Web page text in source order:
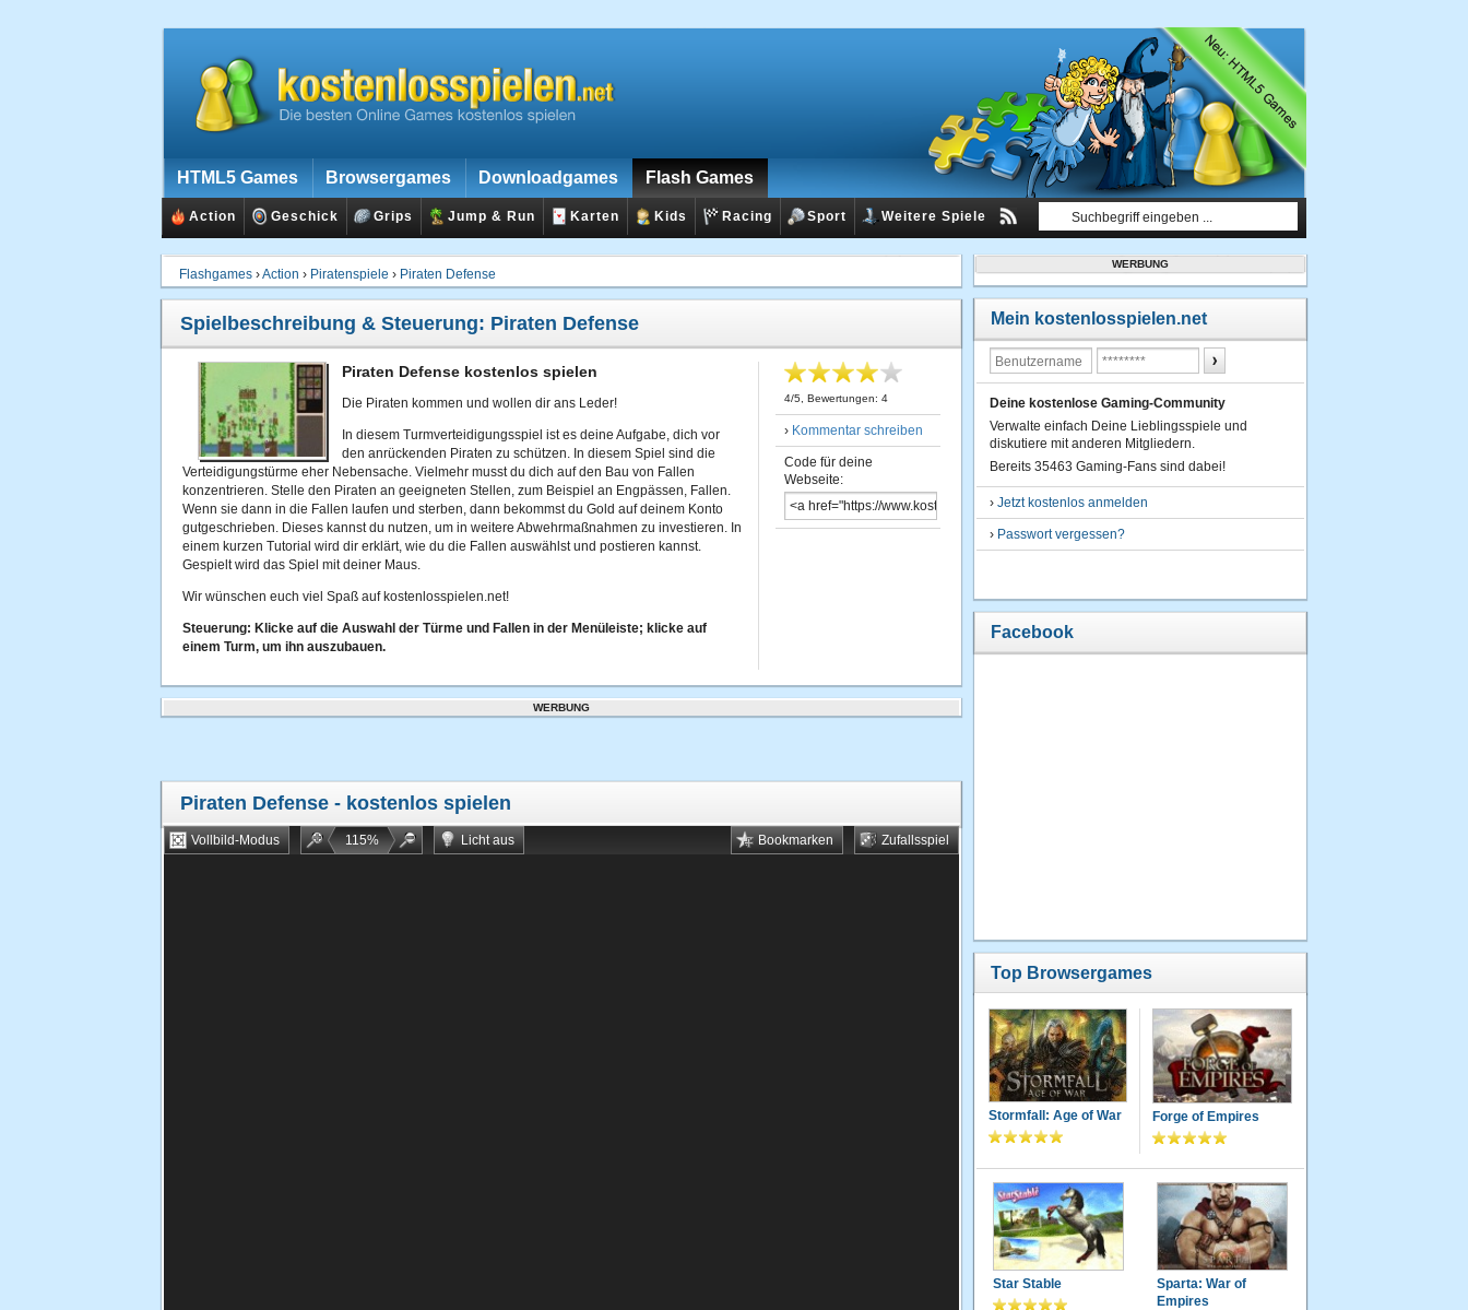
HTML5 Games Browsergames Downloadgames Flash Games
Action Geschick Grips Jump & Run Karten Kids Racing Sport Weitere Spiele
Flashgames ›Action › Piratenspiele › Piraten Defense
Spielbeschreibung & Steuerung: Piraten Defense
Piraten Defense kostenlos spielen
Die Piraten kommen und wollen dir ans Leder!
In diesem Turmverteidigungsspiel ist es deine Aufgabe, dich vor
den anrückenden Piraten zu schützen. In diesem Spiel sind die
Verteidigungstürme eher Nebensache. Vielmehr musst du dich auf den Bau von Fallen
konzentrieren. Stelle den Piraten an geeigneten Stellen, zum Beispiel an Engpässen, Fallen.
Wenn sie dann in die Fallen laufen und sterben, dann bekommst du Gold auf deinem Konto
gutgeschrieben. Dieses kannst du nutzen, um in weitere Abwehrmaßnahmen zu investieren. In
einem kurzen Tutorial wird dir erklärt, wie du die Fallen auswählst und postieren kannst.
Gespielt wird das Spiel mit deiner Maus.
Wir wünschen euch viel Spaß auf kostenlosspielen.net!
Steuerung: Klicke auf die Auswahl der Türme und Fallen in der Menüleiste; klicke auf
einem Turm, um ihn auszubauen.
4/5 , Bewertungen: 4
› Kommentar schreiben
Code für deine
Webseite:
WERBUNG
Piraten Defense - kostenlos spielen
Vollbild-Modus 115% Licht aus Zufallsspiel
Bookmarken
WERBUNG
Mein kostenlosspielen.net
Deine kostenlose Gaming-Community
Verwalte einfach Deine Lieblingsspiele und
diskutiere mit anderen Mitgliedern.
Bereits 35463 Gaming-Fans sind dabei!
› Jetzt kostenlos anmelden
› Passwort vergessen?
Facebook
Top Browsergames
Stormfall: Age of War Forge of Empires
Star Stable
Sparta: War of
Empires